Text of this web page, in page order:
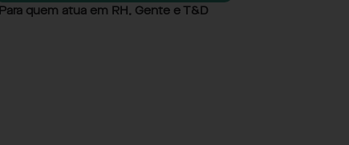
Para quem atua em RH, Gente e T&D